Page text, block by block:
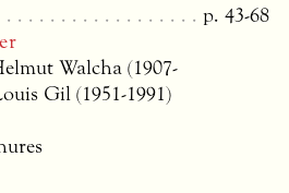
p. 43-68
Walcha (1907-
Gil (1951-1991)